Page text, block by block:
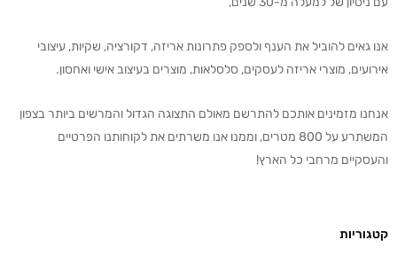
אנו גאים להוביל את הענף ולספק פתרונות אריזה, דקורציה, שקיות, עיצובי
אירועים, מוצרי אריזה לעסקים, סלסלאות, מוצרים בעיצוב אישי ואחסון.
אנחנו מזמינים אותכם להתרשם מאולם התצוגה הגדול והמרשים ביותר בצפון
המשתרע על 800 מטרים, וממנו אנו משרתים את לקוחותנו הפרטיים
והעסקיים מרחבי כל הארץ!
קטגוריות